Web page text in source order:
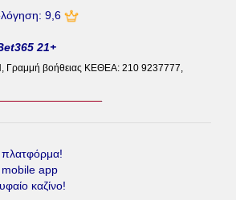
9,6
21+
Γραμμή βοήθειας ΚΕΘΕΑ: 210 9237777,
πλατφόρμα!
mobile app
καζίνο!